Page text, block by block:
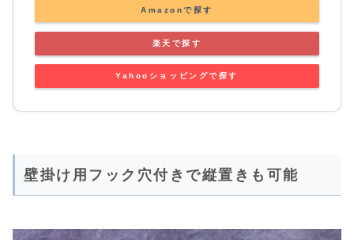
Amazonで探す
楽天で探す
Yahooショッピングで探す
壁掛け用フック穴付きで縦置きも可能